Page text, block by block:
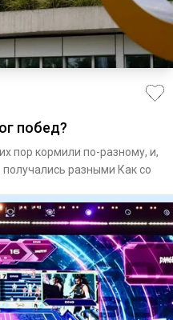
побед?
пор кормили по-разному, и,
разными Как со